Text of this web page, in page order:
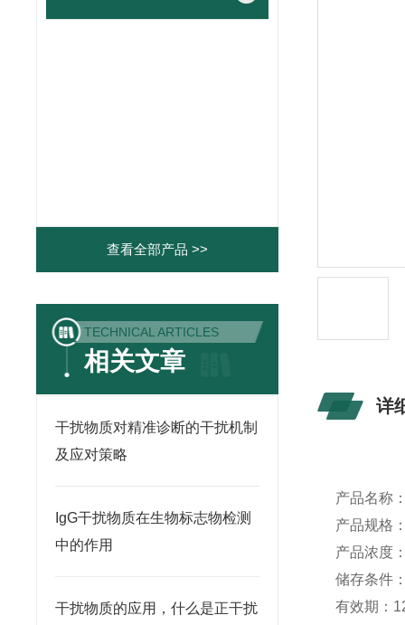
查看全部产品 >>
TECHNICAL ARTICLES
相关文章
干扰物质对精准诊断的干扰机制
及应对策略
IgG干扰物质在生物标志物检测
中的作用
干扰物质的应用，什么是正干扰
详
产品名称
产品规格
产品浓度
储存条件
有效期：